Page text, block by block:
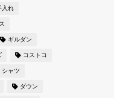
入れ
ギルダン
コストコ
シャツ
ダウン